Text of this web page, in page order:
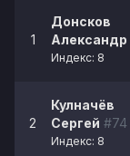
1
Донсков
Александр
Индекс: 8
2
Кулначёв
Сергей #74
Индекс: 8